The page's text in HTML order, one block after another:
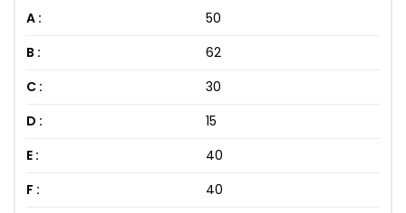
A :
50
B :
62
C :
30
D :
15
E :
40
F :
40